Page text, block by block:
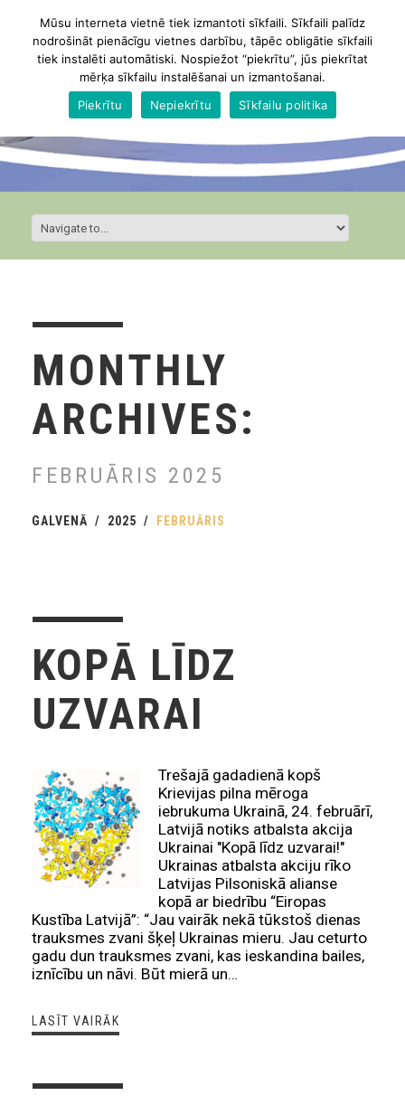
MONTHLY
ARCHIVES:
FEBRUĀRIS 2025
GALVENĀ 2025 FEBRUĀRIS
KOPĀ LĪDZ
UZVARAI
Trešajā gadadienā kopš
Krievijas pilna mēroga
iebrukuma Ukrainā, 24. februārī,
Latvijā notiks atbalsta akcija
Ukrainai "Kopā līdz uzvarai!"
Ukrainas atbalsta akciju rīko
Latvijas Pilsoniskā alianse
kopā ar biedrību “Eiropas
Kustība Latvijā”: “Jau vairāk nekā tūkstoš dienas
trauksmes zvani šķeļ Ukrainas mieru. Jau ceturto
gadu dun trauksmes zvani, kas ieskandina bailes,
iznīcību un nāvi. Būt mierā un…
LASĪT VAIRĀK
Mūsu interneta vietnē tiek izmantoti sīkfaili. Sīkfaili palīdz
nodrošināt pienācīgu vietnes darbību, tāpēc obligātie sīkfaili
tiek instalēti automātiski. Nospiežot “piekrītu”, jūs piekrītat
mērķa sīkfailu instalēšanai un izmantošanai.
Piekrītu
Nepiekrītu Sīkfailu politika